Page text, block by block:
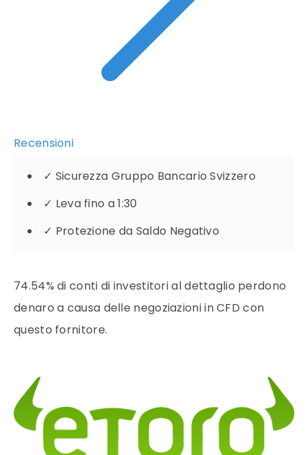
Recensioni
✓ Sicurezza Gruppo Bancario Svizzero
✓ Leva fino a 1:30
✓ Protezione da Saldo Negativo
74.54% di conti di investitori al dettaglio perdono
denaro a causa delle negoziazioni in CFD con
questo fornitore.